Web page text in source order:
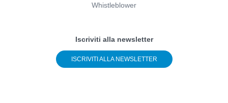
Whistleblower
Iscriviti alla newsletter
ISCRIVITI ALLA NEWSLETTER